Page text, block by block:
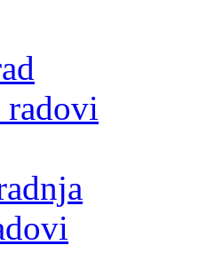
radovi